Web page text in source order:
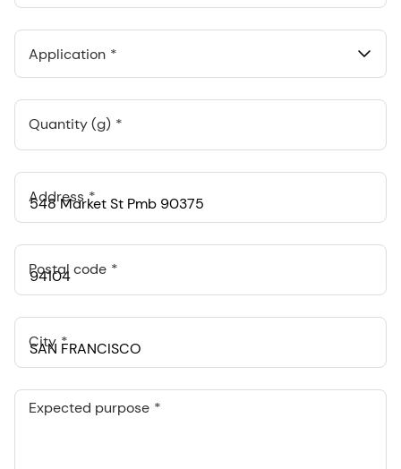
Application
Quantity (g)
Address
Postal code
City
Expected purpose